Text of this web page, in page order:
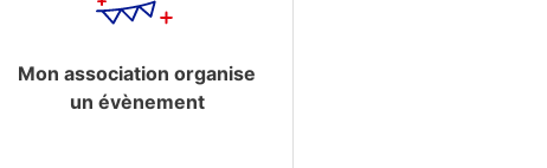
Mon association organise
un évènement